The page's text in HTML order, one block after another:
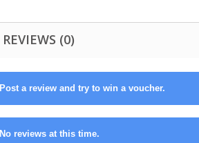
REVIEWS (0)
Post a review and try to win a voucher.
No reviews at this time.